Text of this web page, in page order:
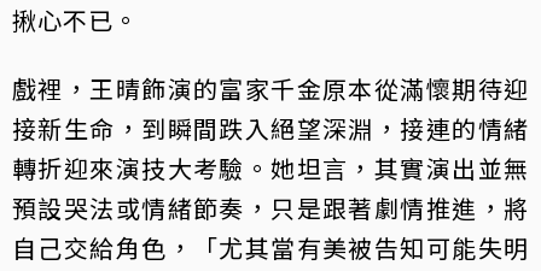
揪心不已。
戲裡，王晴飾演的富家千金原本從滿懷期待迎
接新生命，到瞬間跌入絕望深淵，接連的情緒
轉折迎來演技大考驗。她坦言，其實演出並無
預設哭法或情緒節奏，只是跟著劇情推進，將
自己交給角色，「尤其當有美被告知可能失明